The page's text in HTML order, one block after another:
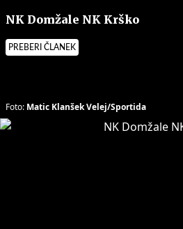
NK Domžale NK Krško
PREBERI ČLANEK
Foto: Matic Klanšek Velej/Sportida